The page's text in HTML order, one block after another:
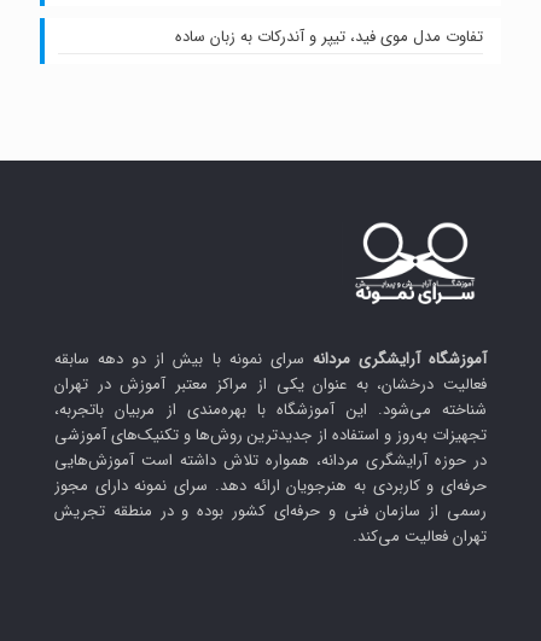
تفاوت مدل موی فید، تیپر و آندرکات به زبان ساده
آموزشگاه آرایشگری مردانه سرای نمونه با بیش از دو دهه سابقه
فعالیت درخشان، به عنوان یکی از مراکز معتبر آموزش در تهران
شناخته می‌شود. این آموزشگاه با بهره‌مندی از مربیان باتجربه،
تجهیزات به‌روز و استفاده از جدیدترین روش‌ها و تکنیک‌های آموزشی
در حوزه آرایشگری مردانه، همواره تلاش داشته است آموزش‌هایی
حرفه‌ای و کاربردی به هنرجویان ارائه دهد. سرای نمونه دارای مجوز
رسمی از سازمان فنی و حرفه‌ای کشور بوده و در منطقه تجریش
تهران فعالیت می‌کند.